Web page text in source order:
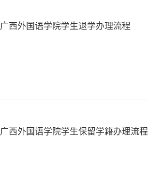
广西外国语学院学生退学办理流程
广西外国语学院学生保留学籍办理流程